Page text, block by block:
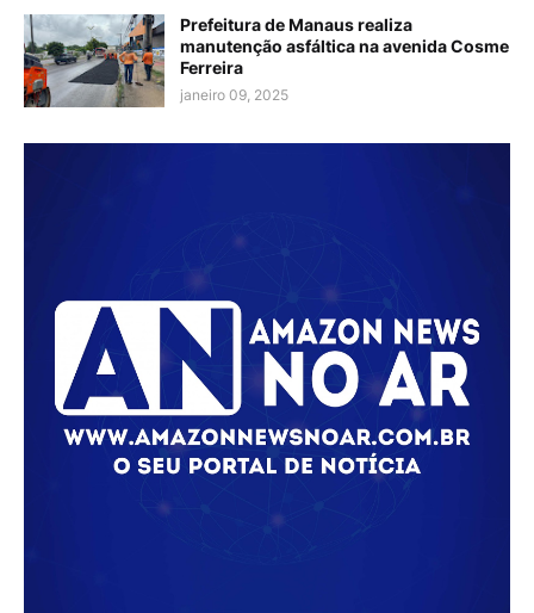
Prefeitura de Manaus realiza
manutenção asfáltica na avenida Cosme
Ferreira
janeiro 09, 2025